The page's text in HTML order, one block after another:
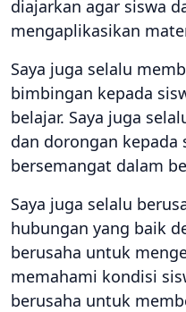
diajarkan agar siswa
mengaplikasikan
Saya juga selalu
bimbingan kepada
belajar. Saya juga
dan dorongan kepada
bersemangat dalam
Saya juga selalu
hubungan yang baik
berusaha untuk
memahami kondisi
berusaha untuk